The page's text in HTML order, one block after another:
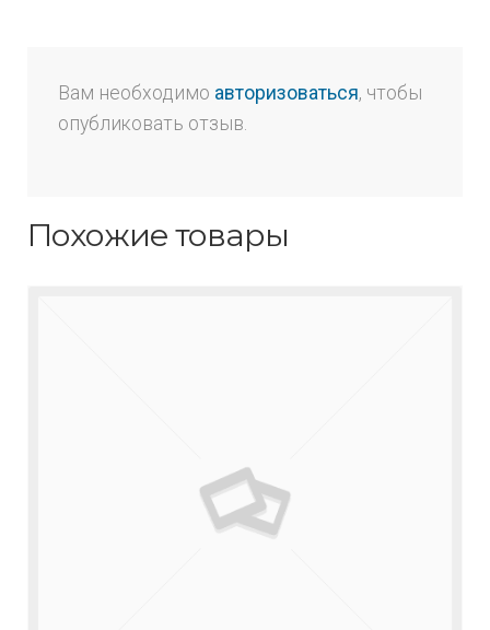
Вам необходимо авторизоваться, чтобы
опубликовать отзыв.
Похожие товары